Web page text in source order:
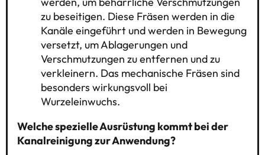
zu beseitigen. Diese Fräsen werden in die
Kanäle eingeführt und werden in Bewegung
versetzt, um Ablagerungen und
Verschmutzungen zu entfernen und zu
verkleinern. Das mechanische Fräsen sind
besonders wirkungsvoll bei
Wurzeleinwuchs.
Welche spezielle Ausrüstung kommt bei der
Kanalreinigung zur Anwendung?